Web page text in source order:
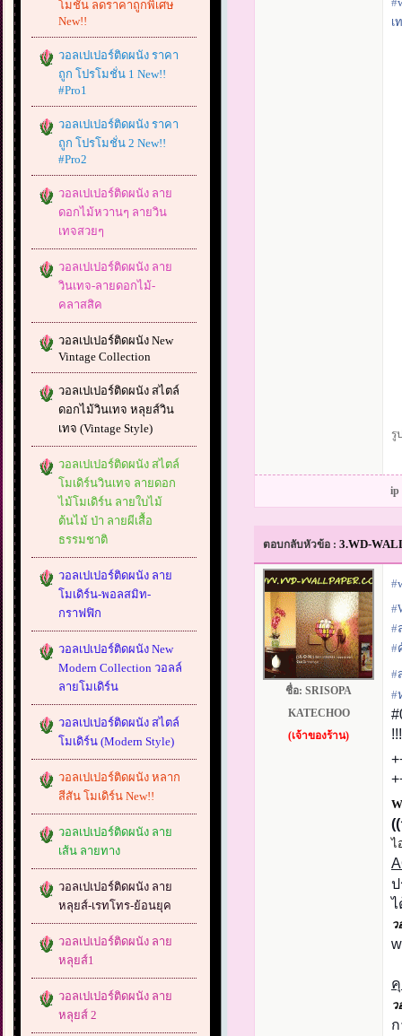
โมชั่น ลดราคาถูกพิเศษ
New!!
วอลเปเปอร์ติดผนัง ราคา
ถูก โปรโมชั่น 1 New!!
#Pro1
วอลเปเปอร์ติดผนัง ราคา
ถูก โปรโมชั่น 2 New!!
#Pro2
วอลเปเปอร์ติดผนัง ลาย
ดอกไม้หวานๆ ลายวิน
เทจสวยๆ
วอลเปเปอร์ติดผนัง ลาย
วินเทจ-ลายดอกไม้-
คลาสสิค
วอลเปเปอร์ติดผนัง New
Vintage Collection
วอลเปเปอร์ติดผนัง สไตล์
ดอกไม้วินเทจ หลุยส์วิน
เทจ (Vintage Style)
วอลเปเปอร์ติดผนัง สไตล์
โมเดิร์นวินเทจ ลายดอก
ไม้โมเดิร์น ลายใบไม้
ต้นไม้ ป่า ลายผีเสื้อ
ธรรมชาติ
วอลเปเปอร์ติดผนัง ลาย
โมเดิร์น-พอลสมิท-
กราฟฟิก
วอลเปเปอร์ติดผนัง New
Modern Collection วอลล์
ลายโมเดิร์น
วอลเปเปอร์ติดผนัง สไตล์
โมเดิร์น (Modern Style)
วอลเปเปอร์ติดผนัง หลาก
สีสัน โมเดิร์น New!!
วอลเปเปอร์ติดผนัง ลาย
เส้น ลายทาง
วอลเปเปอร์ติดผนัง ลาย
หลุยส์-เรทโทร-ย้อนยุค
วอลเปเปอร์ติดผนัง ลาย
หลุยส์1
วอลเปเปอร์ติดผนัง ลาย
หลุยส์ 2
เ
รู
ตอบกลับหัวข้อ : 3.WD-
ชื่อ: SRISOPA
KATECHOO
(เจ้าของร้าน)
#‎
#‎
#‎
#‎
#‎
#‎
ไ
ไ
ว
ว